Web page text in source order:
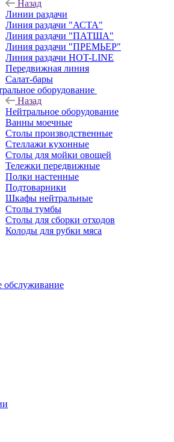
Назад
Линии раздачи
Линия раздачи "АСТА"
Линия раздачи "ПАТША"
Линия раздачи "ПРЕМЬЕР"
Линия раздачи HOT-LINE
Передвижная линия
Салат-бары
оборудование
Назад
Нейтральное оборудование
Ванны моечные
Столы производственные
Стеллажи кухонные
Столы для мойки овощей
Тележки передвижные
Полки настенные
Подтоварники
Шкафы нейтральные
Столы тумбы
Столы для сборки отходов
Колоды для рубки мяса
обслуживание